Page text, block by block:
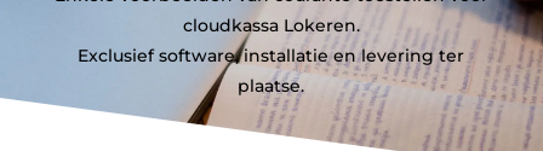
cloudkassa Lokeren.
Exclusief software, installatie en levering ter
plaatse.